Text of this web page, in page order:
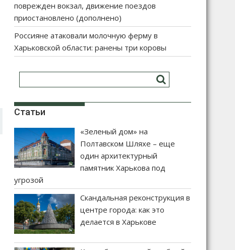
поврежден вокзал, движение поездов
приостановлено (дополнено)
Россияне атаковали молочную ферму в
Харьковской области: ранены три коровы
Статьи
«Зеленый дом» на
Полтавском Шляхе – еще
один архитектурный
памятник Харькова под
угрозой
Скандальная реконструкция в
центре города: как это
делается в Харькове